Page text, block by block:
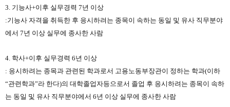
3. 기능사+이후 실무경력 7년 이상
:기능사 자격을 취득한 후 응시하려는 종목이 속하는 동일 및 유사 직무분야
에서 7년 이상 실무에 종사한 사람
4. 학사+이후 실무경력 6년 이상
: 응시하려는 종목과 관련된 학과로서 고용노동부장관이 정하는 학과(이하
“관련학과”라 한다)의 대학졸업자등으로서 졸업 후 응시하려는 종목이 속하
는 동일 및 유사 직무분야에서 6년 이상 실무에 종사한 사람